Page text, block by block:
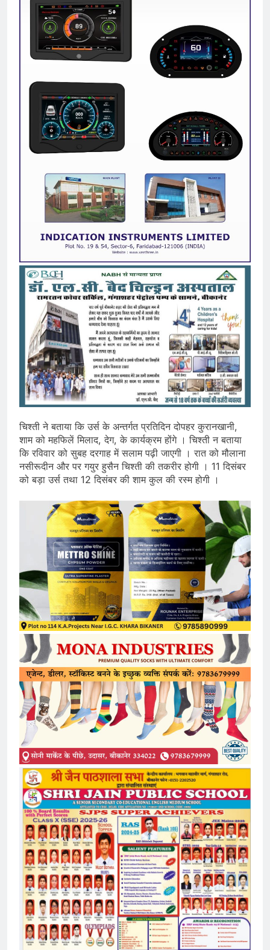
चिश्ती ने बताया कि उर्स के अन्तर्गत प्रतिदिन दोपहर कुरानखानी,
शाम को महफिलें मिलाद, देग, के कार्यक्रम होंगे । चिश्ती न बताया
कि रविवार को सुबह दरगाह में सलाम पढ़ी जाएगी । रात को मौलाना
नसीरूदीन और पर गयुर हुसैन चिश्ती की तकरीर होगी । 11 दिसंबर
को बड़ा उर्स तथा 12 दिसंबर की शाम कुल की रस्म होगी ।